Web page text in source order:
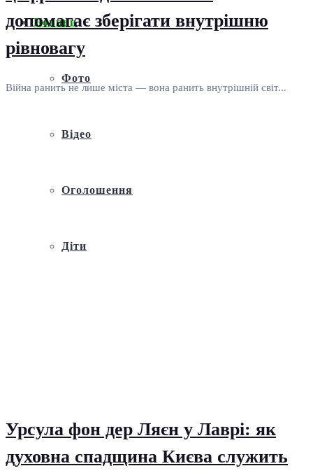
Новини
Фото
Відео
Оголошення
Діти
допомагає зберігати внутрішню
рівновагу
Війна ранить не лише міста — вона ранить внутрішній світ...
Урсула фон дер Ляєн у Лаврі: як
духовна спадщина Києва служить